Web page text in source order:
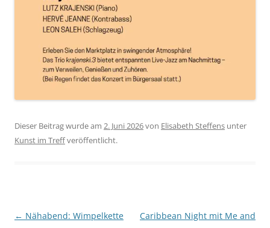
Dieser Beitrag wurde am 2. Juni 2026von Elisabeth Steffens unter
Kunst im Treffveröffentlicht.
Beitragsnavigation
← Nähabend: Wimpelkette
Caribbean Night mit Me and